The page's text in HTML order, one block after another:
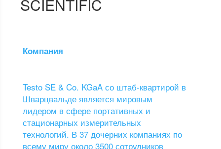
SCIENTIFIC
Компания
Testo SE & Co. KGaA со штаб-квартирой в
Шварцвальде является мировым
лидером в сфере портативных и
стационарных измерительных
технологий. В 37 дочерних компаниях по
всему миру около 3500 сотрудников